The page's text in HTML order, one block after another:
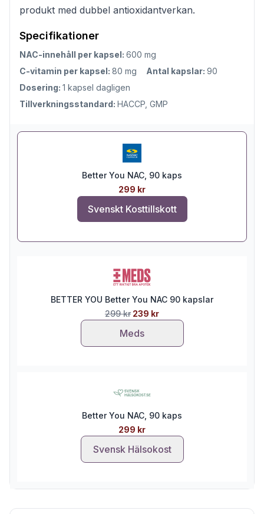
produkt med dubbel antioxidantverkan.
Specifikationer
NAC-innehåll per kapsel: 600 mg
C-vitamin per kapsel: 80 mg Antal kapslar: 90
Dosering: 1 kapsel dagligen
Tillverkningsstandard: HACCP, GMP
Better You NAC, 90 kaps
299 kr
Svenskt Kosttillskott
BETTER YOU Better You NAC 90 kapslar
299 kr 239 kr
Meds
Better You NAC, 90 kaps
299 kr
Svensk Hälsokost